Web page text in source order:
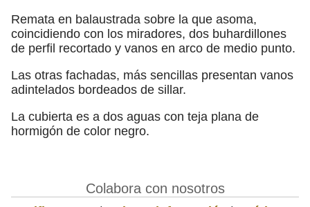
Remata en balaustrada sobre la que asoma,
coincidiendo con los miradores, dos buhardillones
de perfil recortado y vanos en arco de medio punto.
Las otras fachadas, más sencillas presentan vanos
adintelados bordeados de sillar.
La cubierta es a dos aguas con teja plana de
hormigón de color negro.
Colabora con nosotros